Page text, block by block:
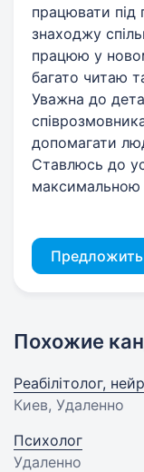
працювати під
знаходжу
працюю у
багато читаю
Уважна до
допомагати
Ставлюсь до
максимальною
Похожие
Реабілітолог,
Киев, Удаленно
Психолог
Удаленно